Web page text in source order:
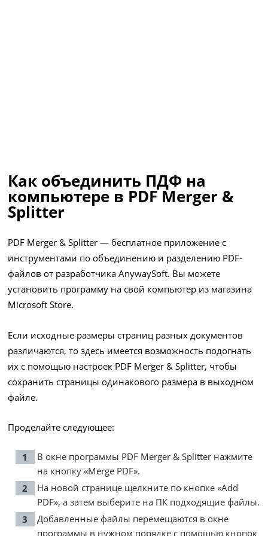
Как объединить ПДФ на
компьютере в PDF Merger &
Splitter
PDF Merger & Splitter — бесплатное приложение с
инструментами по объединению и разделению PDF-
файлов от разработчика AnywaySoft. Вы можете
установить программу на свой компьютер из магазина
Microsoft Store.
Если исходные размеры страниц разных документов
различаются, то здесь имеется возможность подогнать
их с помощью настроек PDF Merger & Splitter, чтобы
сохранить страницы одинакового размера в выходном
файле.
Проделайте следующее:
В окне программы PDF Merger & Splitter нажмите
на кнопку «Merge PDF».
На новой странице щелкните по кнопке «Add
PDF», а затем выберите на ПК подходящие файлы.
Добавленные файлы перемещаются в окне
программы в нужном порядке с помощью кнопок